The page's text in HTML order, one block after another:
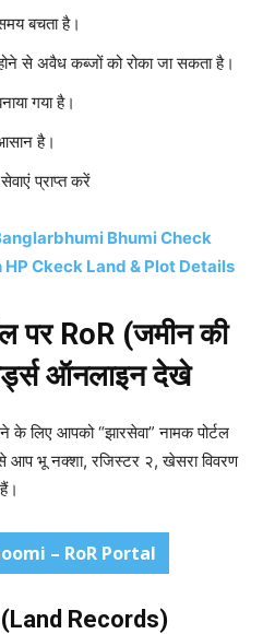
बचता है।
से अवैध कब्जों को रोका जा सकता है।
गया है।
है।
प्राप्त करें
Bhumi Check
HP Ckeck Land & Plot Details
पर RoR (जमीन की
ऑनलाइन देखे
के लिए आपको “झारसेवा” नामक पोर्टल
आप भू नक्शा, रजिस्टर २, खेसरा विवरण
– RoR Portal
Records)